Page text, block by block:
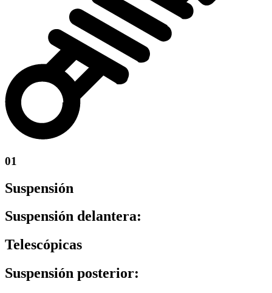
01
Suspensión
Suspensión delantera:
Telescópicas
Suspensión posterior: